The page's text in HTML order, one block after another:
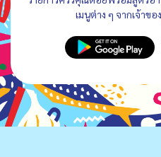
เมนูต่าง ๆ จากเจ้าข